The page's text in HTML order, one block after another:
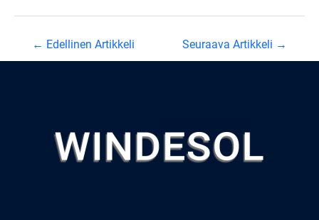
Artikkelien
← Edellinen Artikkeli Seuraava Artikkeli →